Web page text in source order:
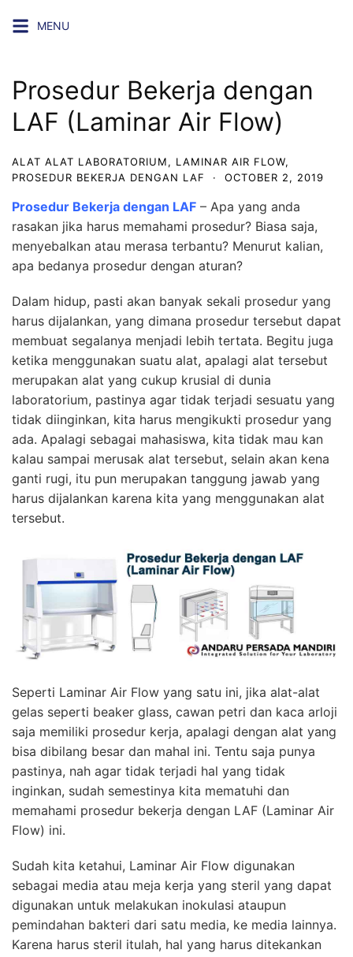
MENU
Prosedur Bekerja dengan
LAF (Laminar Air Flow)
ALAT ALAT LABORATORIUM, LAMINAR AIR FLOW,
PROSEDUR BEKERJA DENGAN LAF
· OCTOBER 2, 2019
Prosedur Bekerja dengan LAF – Apa yang anda
rasakan jika harus memahami prosedur? Biasa saja,
menyebalkan atau merasa terbantu? Menurut kalian,
apa bedanya prosedur dengan aturan?
Dalam hidup, pasti akan banyak sekali prosedur yang
harus dijalankan, yang dimana prosedur tersebut dapat
membuat segalanya menjadi lebih tertata. Begitu juga
ketika menggunakan suatu alat, apalagi alat tersebut
merupakan alat yang cukup krusial di dunia
laboratorium, pastinya agar tidak terjadi sesuatu yang
tidak diinginkan, kita harus mengikukti prosedur yang
ada. Apalagi sebagai mahasiswa, kita tidak mau kan
kalau sampai merusak alat tersebut, selain akan kena
ganti rugi, itu pun merupakan tanggung jawab yang
harus dijalankan karena kita yang menggunakan alat
tersebut.
Seperti Laminar Air Flow yang satu ini, jika alat-alat
gelas seperti beaker glass, cawan petri dan kaca arloji
saja memiliki prosedur kerja, apalagi dengan alat yang
bisa dibilang besar dan mahal ini. Tentu saja punya
pastinya, nah agar tidak terjadi hal yang tidak
inginkan, sudah semestinya kita mematuhi dan
memahami prosedur bekerja dengan LAF (Laminar Air
Flow) ini.
Sudah kita ketahui, Laminar Air Flow digunakan
sebagai media atau meja kerja yang steril yang dapat
digunakan untuk melakukan inokulasi ataupun
pemindahan bakteri dari satu media, ke media lainnya.
Karena harus steril itulah, hal yang harus ditekankan